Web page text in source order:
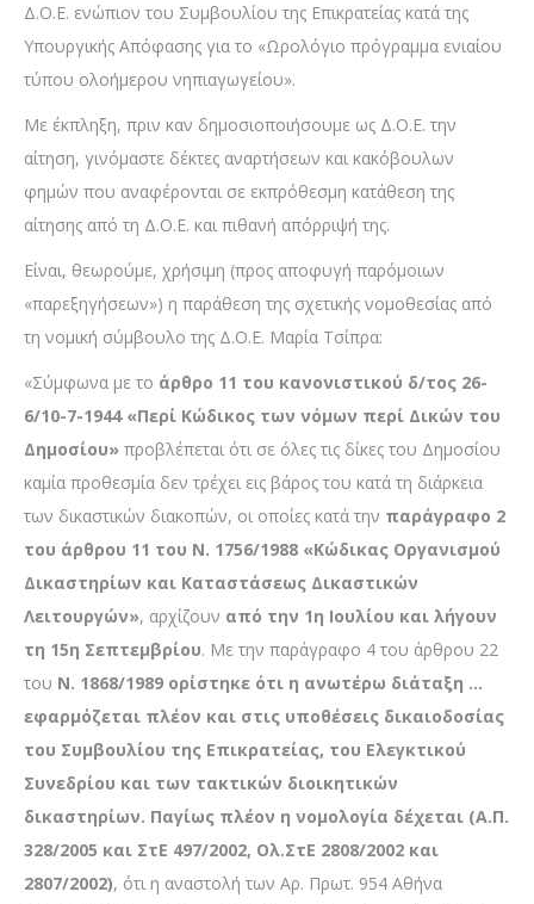
Δ.Ο.Ε. ενώπιον του Συμβουλίου της Επικρατείας κατά της
Υπουργικής Απόφασης για το «Ωρολόγιο πρόγραμμα ενιαίου
τύπου ολοήμερου νηπιαγωγείου».
Με έκπληξη, πριν καν δημοσιοποιήσουμε ως Δ.Ο.Ε. την
αίτηση, γινόμαστε δέκτες αναρτήσεων και κακόβουλων
φημών που αναφέρονται σε εκπρόθεσμη κατάθεση της
αίτησης από τη Δ.Ο.Ε. και πιθανή απόρριψή της.
Είναι, θεωρούμε, χρήσιμη (προς αποφυγή παρόμοιων
«παρεξηγήσεων») η παράθεση της σχετικής νομοθεσίας από
τη νομική σύμβουλο της Δ.Ο.Ε. Μαρία Τσίπρα:
«Σύμφωνα με το άρθρο 11 του κανονιστικού δ/τος 26-
6/10-7-1944 «Περί Κώδικος των νόμων περί Δικών του
Δημοσίου» προβλέπεται ότι σε όλες τις δίκες του Δημοσίου
καμία προθεσμία δεν τρέχει εις βάρος του κατά τη διάρκεια
των δικαστικών διακοπών, οι οποίες κατά την παράγραφο 2
του άρθρου 11 του Ν. 1756/1988 «Κώδικας Οργανισμού
Δικαστηρίων και Καταστάσεως Δικαστικών
Λειτουργών», αρχίζουν από την 1η Ιουλίου και λήγουν
τη 15η Σεπτεμβρίου. Με την παράγραφο 4 του άρθρου 22
του Ν. 1868/1989 ορίστηκε ότι η ανωτέρω διάταξη …
εφαρμόζεται πλέον και στις υποθέσεις δικαιοδοσίας
του Συμβουλίου της Επικρατείας, του Ελεγκτικού
Συνεδρίου και των τακτικών διοικητικών
δικαστηρίων. Παγίως πλέον η νομολογία δέχεται (Α.Π.
328/2005 και ΣτΕ 497/2002, Ολ.ΣτΕ 2808/2002 και
2807/2002), ότι η αναστολή των Αρ. Πρωτ. 954 Αθήνα